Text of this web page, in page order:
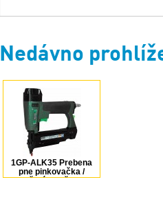
Nedávno
1GP-ALK35 Prebena
pne pinkovačka /
hřebíkovačka